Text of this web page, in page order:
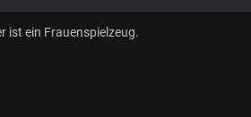
ist ein Frauenspielzeug.